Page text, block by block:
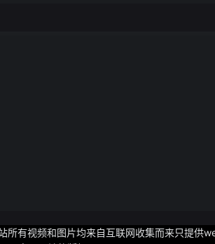
所有视频和图片均来自互联网收集而来只提